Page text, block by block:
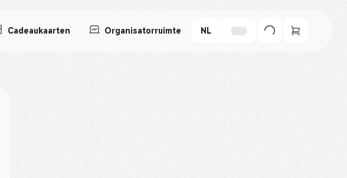
Cadeaukaarten Organisatorruimte NL